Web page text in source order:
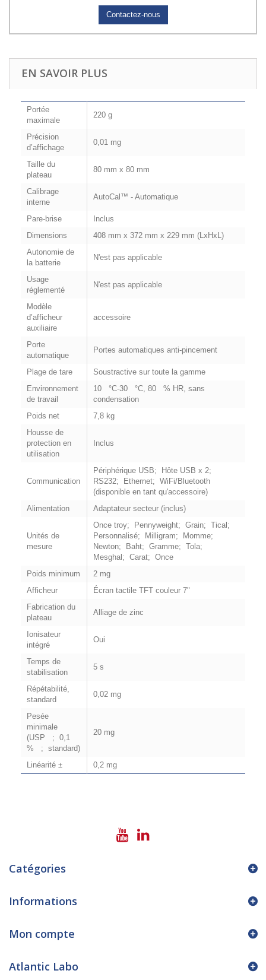
Contactez-nous
EN SAVOIR PLUS
Portée
maximale
220 g
Précision
d’affichage
0,01 mg
Taille du
plateau
80 mm x 80 mm
Calibrage
interne
AutoCal™ - Automatique
Pare-brise
Inclus
Dimensions
408 mm x 372 mm x 229 mm (LxHxL)
Autonomie de
la batterie
N'est pas applicable
Usage
réglementé
N'est pas applicable
Modèle
d’afficheur
auxiliaire
accessoire
Porte
automatique
Portes automatiques anti-pincement
Plage de tare
Soustractive sur toute la gamme
Environnement
de travail
10 °C-30 °C, 80 % HR, sans
condensation
Poids net
7,8 kg
Housse de
protection en
utilisation
Inclus
Communication
Périphérique USB; Hôte USB x 2;
RS232; Ethernet; WiFi/Bluetooth
(disponible en tant qu'accessoire)
Alimentation
Adaptateur secteur (inclus)
Unités de
mesure
Once troy; Pennyweight; Grain; Tical;
Personnalisé; Milligram; Momme;
Newton; Baht; Gramme; Tola;
Mesghal; Carat; Once
Poids minimum
2 mg
Afficheur
Écran tactile TFT couleur 7"
Fabrication du
plateau
Alliage de zinc
Ionisateur
intégré
Oui
Temps de
stabilisation
5 s
Répétabilité,
standard
0,02 mg
Pesée
minimale
(USP ; 0,1
% ; standard)
20 mg
Linéarité ± 0,2 mg
Catégories
Informations
Mon compte
Atlantic Labo